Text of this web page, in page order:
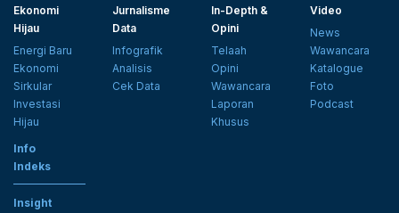
Ekonomi
Hijau
Energi Baru
Ekonomi
Sirkular
Investasi
Hijau
Jurnalisme
Data
Infografik
Analisis
Cek Data
In-Depth &
Opini
Telaah
Opini
Wawancara
Laporan
Khusus
Video
News
Wawancara
Katalogue
Foto
Podcast
Info
Indeks
Insight